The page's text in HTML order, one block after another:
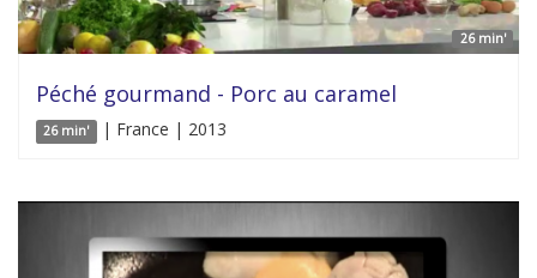
26 min'
Péché gourmand - Porc au caramel
26 min' | France | 2013